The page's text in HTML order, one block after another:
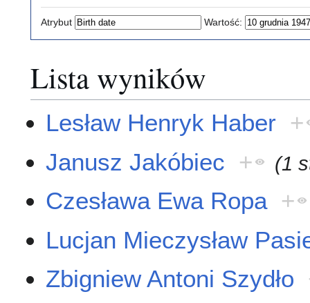
Atrybut Wartość:
Lista wyników
Lesław Henryk Haber +
Janusz Jakóbiec + (1
Czesława Ewa Ropa +
Lucjan Mieczysław
Zbigniew Antoni Szydło